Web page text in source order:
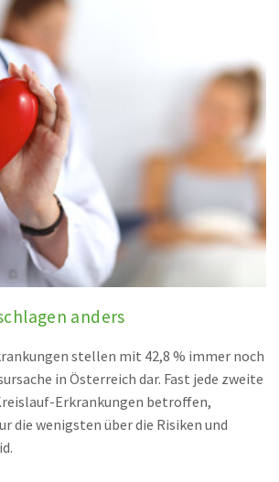
anders
stellen mit 42,8 % immer noch
in Österreich dar. Fast jede zweite
Erkrankungen betroffen,
die wenigsten über die Risiken und